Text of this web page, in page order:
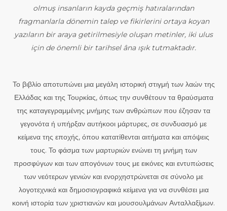
olmuş insanların kayda geçmiş hatıralarından
fragmanlarla dönemin talep ve fikirlerini ortaya koyan
yazıların bir araya getirilmesiyle oluşan metinler, iki ulus
için de önemli bir tarihsel âna ışık tutmaktadır.
Το βιβλίο αποτυπώνει μια μεγάλη ιστορική στιγμή των λαών της
Ελλάδας και της Τουρκίας, όπως την συνθέτουν τα θραύσματα
της καταγεγραμμένης μνήμης των ανθρώπων που έζησαν τα
γεγονότα ή υπήρξαν αυτήκοοι μάρτυρες, σε συνδυασμό με
κείμενα της εποχής, όπου κατατίθενται αιτήματα και απόψεις
τους. Το φάσμα των μαρτυριών ενώνει τη μνήμη των
προσφύγων και των απογόνων τους με εικόνες και εντυπώσεις
των νεότερων γενιών και ενορχηστρώνεται σε σύνολο με
λογοτεχνικά και δημοσιογραφικά κείμενα για να συνθέσει μια
κοινή ιστορία των χριστιανών και μουσουλμάνων Ανταλλαξίμων.